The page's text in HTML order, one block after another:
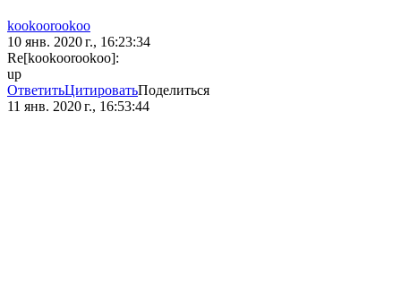
kookoorookoo
10 янв. 2020 г., 16:23:34
Re[kookoorookoo]:
up
ОтветитьЦитироватьПоделиться
11 янв. 2020 г., 16:53:44